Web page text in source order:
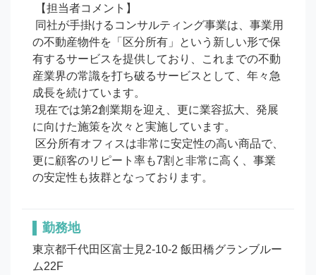
の不動産物件を「区分所有」という新しい形で保
有するサービスを提供しており、これまでの不動
産業界の常識を打ち破るサービスとして、年々急
成長を続けています。
に向けた施策を次々と実施しています。
更に顧客のリピート率も7割と非常に高く、事業
の安定性も抜群となっております。
勤務地
東京都千代田区富士見2-10-2 飯田橋グランブルー
ム22F